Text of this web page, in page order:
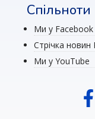
Спільноти
Ми у Facebook
Стрічка новин
Ми у YouTube